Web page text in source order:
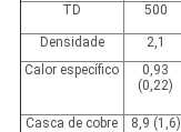
TD 500
Densidade
2,1
Calor específico
0,93
(0,22)
Casca de cobre 8,9 (1,6)